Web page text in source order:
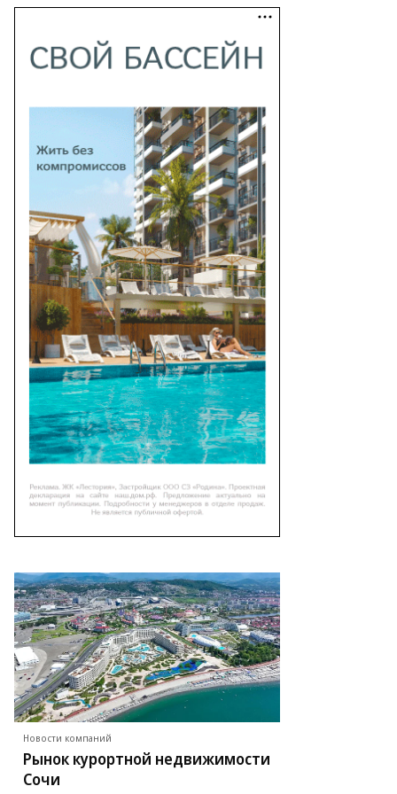
Новости компаний
Рынок курортной недвижимости
Сочи